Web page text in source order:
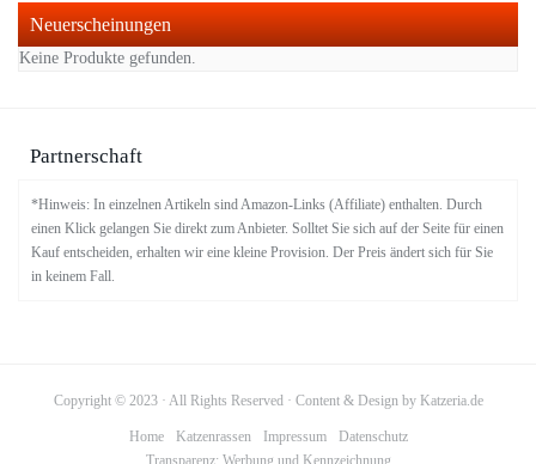
Neuerscheinungen
Keine Produkte gefunden.
Partnerschaft
*Hinweis: In einzelnen Artikeln sind Amazon-Links (Affiliate) enthalten. Durch
einen Klick gelangen Sie direkt zum Anbieter. Solltet Sie sich auf der Seite für einen
Kauf entscheiden, erhalten wir eine kleine Provision. Der Preis ändert sich für Sie
in keinem Fall.
Copyright © 2023 · All Rights Reserved · Content & Design by Katzeria.de
Home Katzenrassen Impressum
Datenschutz
Transparenz: Werbung und Kennzeichnung